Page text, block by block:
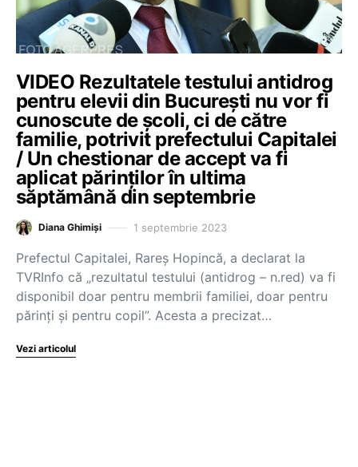
VIDEO Rezultatele testului antidrog
pentru elevii din București nu vor fi
cunoscute de școli, ci de către
familie, potrivit prefectului Capitalei
/ Un chestionar de accept va fi
aplicat părinților în ultima
săptămână din septembrie
Diana Ghimiși 1 septembrie 2023
Prefectul Capitalei, Rareș Hopincă, a declarat la
TVRInfo că „rezultatul testului (antidrog – n.red) va fi
disponibil doar pentru membrii familiei, doar pentru
părinți și pentru copil”. Acesta a precizat…
Vezi articolul